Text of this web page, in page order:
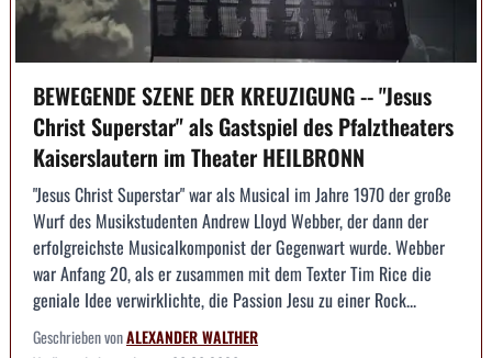
BEWEGENDE SZENE DER KREUZIGUNG -- "Jesus
Christ Superstar" als Gastspiel des Pfalztheaters
Kaiserslautern im Theater HEILBRONN
"Jesus Christ Superstar" war als Musical im Jahre 1970 der große
Wurf des Musikstudenten Andrew Lloyd Webber, der dann der
erfolgreichste Musicalkomponist der Gegenwart wurde. Webber
war Anfang 20, als er zusammen mit dem Texter Tim Rice die
geniale Idee verwirklichte, die Passion Jesu zu einer Rock...
Geschrieben vonALEXANDER WALTHER